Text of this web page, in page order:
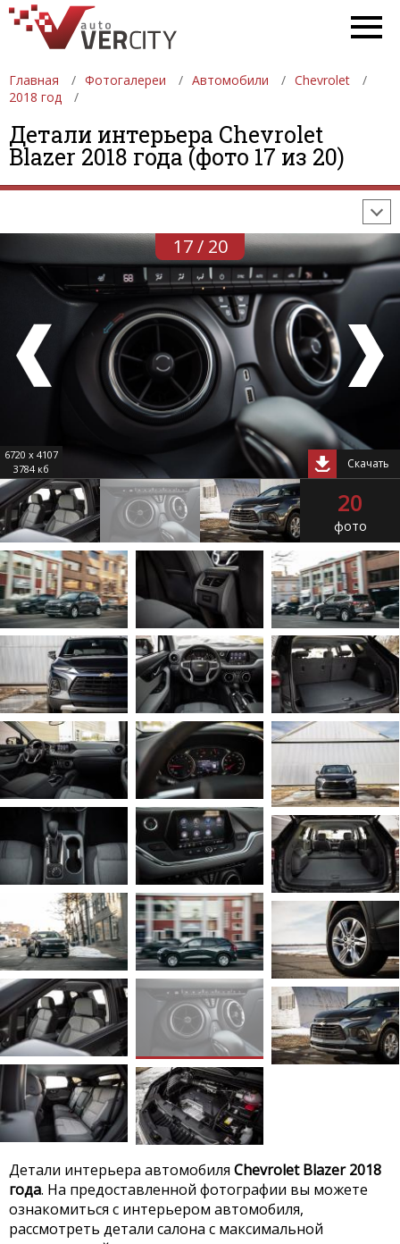
Главная Фотогалереи Автомобили
Chevrolet
2018 год
Детали интерьера Chevrolet
Blazer 2018 года (фото 17 из 20)
ФОТОГАЛЕРЕИ АВТОМОБИЛИ
ДЕВУШКИ
АВТОСАЛОНЫ
ФОРМУЛА-1
17 / 20
6720 x 4107
3784 кб
Скачать
20
фото
Детали интерьера автомобиля Chevrolet Blazer 2018
года. На предоставленной фотографии вы можете
ознакомиться с интерьером автомобиля,
рассмотреть детали салона с максимальной